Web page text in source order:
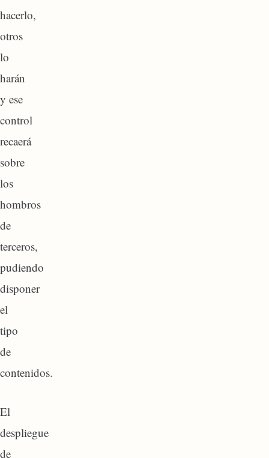
hacerlo,
otros
lo
harán
y ese
control
recaerá
sobre
los
hombros
de
terceros,
pudiendo
disponer
el
tipo
de
contenidos.
El
despliegue
de